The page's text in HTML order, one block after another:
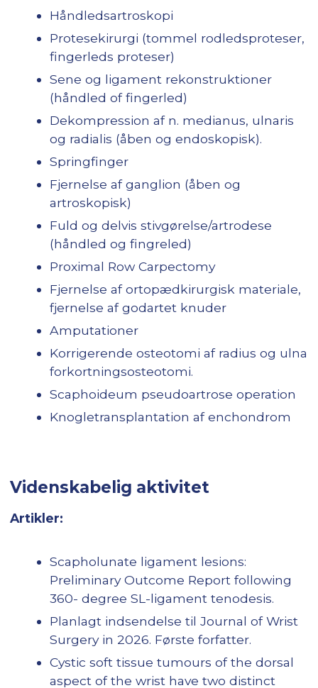
Håndledsartroskopi
Protesekirurgi (tommel rodledsproteser,
fingerleds proteser)
Sene og ligament rekonstruktioner
(håndled of fingerled)
Dekompression af n. medianus, ulnaris
og radialis (åben og endoskopisk).
Springfinger
Fjernelse af ganglion (åben og
artroskopisk)
Fuld og delvis stivgørelse/artrodese
(håndled og fingreled)
Proximal Row Carpectomy
Fjernelse af ortopædkirurgisk materiale,
fjernelse af godartet knuder
Amputationer
Korrigerende osteotomi af radius og ulna
forkortningsosteotomi.
Scaphoideum pseudoartrose operation
Knogletransplantation af enchondrom
Videnskabelig aktivitet
Artikler:
Scapholunate ligament lesions:
Preliminary Outcome Report following
360- degree SL-ligament tenodesis.
Planlagt indsendelse til Journal of Wrist
Surgery in 2026. Første forfatter.
Cystic soft tissue tumours of the dorsal
aspect of the wrist have two distinct